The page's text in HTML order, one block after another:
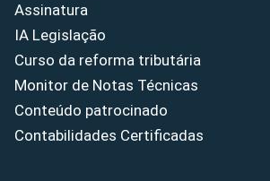
Assinatura
IA Legislação
Curso da reforma tributária
Monitor de Notas Técnicas
Conteúdo patrocinado
Contabilidades Certificadas